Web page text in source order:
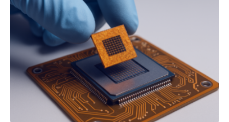
langwelliges Licht auf die Nanoskala komprimiert,
könnte Fortschritte in der Terahertz-Optik und bei
optoelektronischen Geräten ermöglichen, geleitet von
Vanderbilt und dem Fritz-Haber-Institut Josh Caldwell,
Professor für Maschinenbau und Direktor des
interdisziplinären Graduiertenprogramms für
Materialwissenschaften an der Vanderbilt University,
und Alexander Paarmann vom Fritz-Haber-Institut
leiteten ein internationales Forschungsprojekt, das…